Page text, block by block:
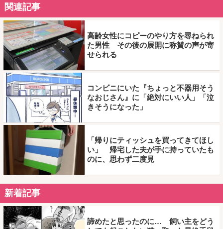
関連記事
高齢女性にコピーのやり方を尋ねられ
た男性 その後の展開に称賛の声が寄
せられる
コンビニにいた『ちょっと不器用そう
なおじさん』に「絶対にいい人」「泣
きそうになった」
「帰りにティッシュを買ってきてほし
い」 帰宅した夫が手に持っていたも
のに、思わず二度見
新着記事
諦めたと思ったのに… 飼い主をどう